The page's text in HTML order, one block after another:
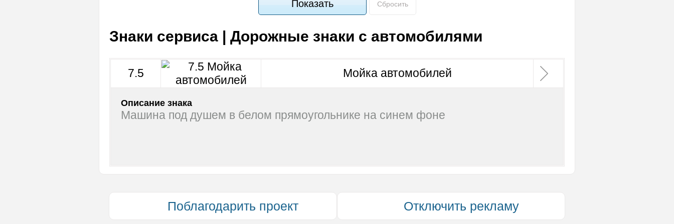
Показать Сбросить
Знаки сервиса | Дорожные знаки с автомобилями
7.5 Мойка автомобилей
Описание знака
Машина под душем в белом прямоугольнике на синем фоне
Поблагодарить проект Отключить рекламу